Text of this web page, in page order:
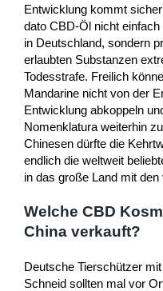
Entwicklung kommt
dato CBD-Öl nicht
in Deutschland, sondern
erlaubten Substanzen
Todesstrafe. Freilich
Mandarine nicht von der
Entwicklung abkoppeln
Nomenklatura weiterhin
Chinesen dürfte die
endlich die weltweit
in das große Land mit
Welche CBD
China verkauft?
Deutsche Tierschützer
Schneid sollten mal vor